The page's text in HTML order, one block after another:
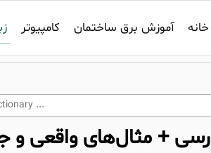
خانه آموزش برق ساختمان کامپیوتر
+ مثال‌های واقعی و